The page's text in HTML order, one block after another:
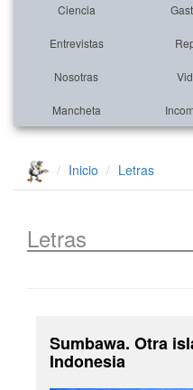
Ciencia
Entrevistas
Nosotras
Mancheta
Inicio Letras
Letras
Sumbawa. Otra
Indonesia